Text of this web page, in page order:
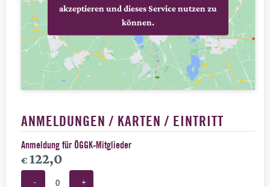
akzeptieren und dieses Service nutzen zu
können.
ANMELDUNGEN / KARTEN / EINTRITT
Anmeldung für ÖGGK-Mitglieder
€ 122,0
- +